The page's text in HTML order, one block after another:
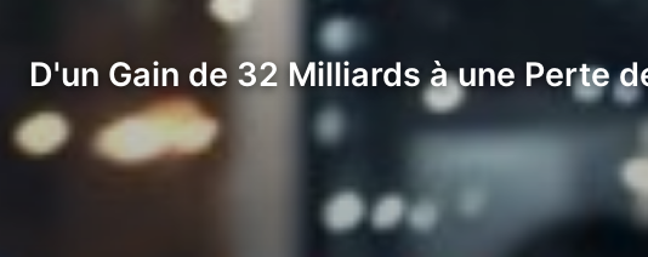
D'un Gain de 32 Milliards à une Perte